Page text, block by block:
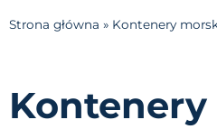
Strona główna » Kontenery